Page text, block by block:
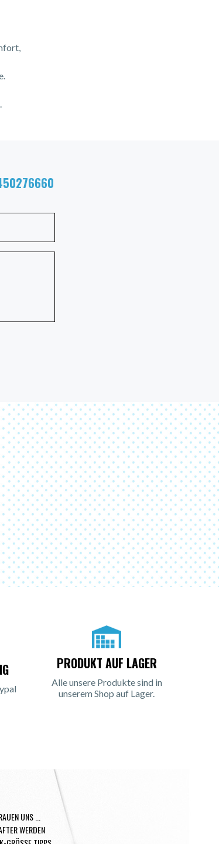
PRODUKT AUF LAGER
Alle unsere Produkte sind in
unserem Shop auf Lager.
UNS ...
WERDEN